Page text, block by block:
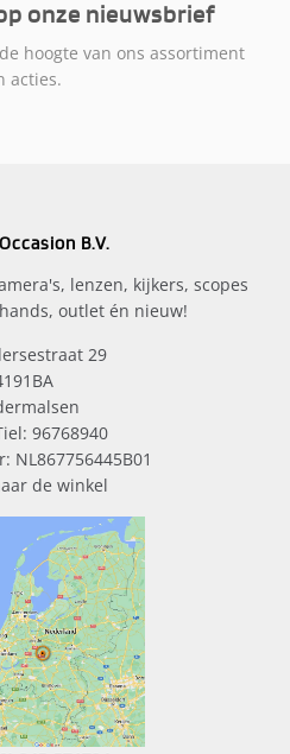
onze nieuwsbrief
hoogte van ons assortiment
acties.
B.V.
lenzen, kijkers, scopes
outlet én nieuw!
29
96768940
NL867756445B01
de winkel